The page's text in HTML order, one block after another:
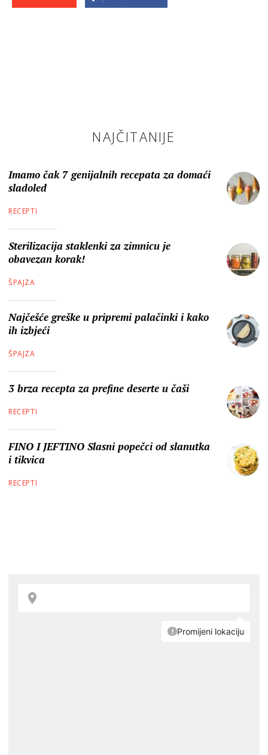
NAJČITANIJE
Imamo čak 7 genijalnih recepata za domaći
sladoled
RECEPTI
Sterilizacija staklenki za zimnicu je
obavezan korak!
ŠPAJZA
Najčešće greške u pripremi palačinki i kako
ih izbjeći
ŠPAJZA
3 brza recepta za prefine deserte u čaši
RECEPTI
FINO I JEFTINO Slasni popečci od slanutka
i tikvica
RECEPTI